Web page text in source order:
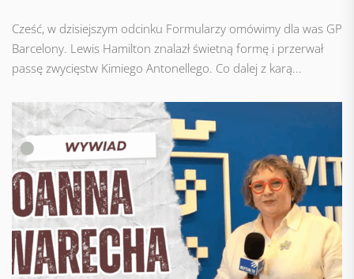
Cześć, w dzisiejszym odcinku Formularzy omówimy dla was GP
Barcelony. Lewis Hamilton znalazł świetną formę i przerwał
passę zwycięstw Kimiego Antonellego. Co dalej z karą...